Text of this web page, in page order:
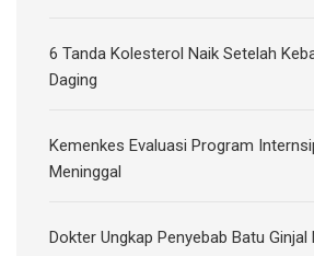
6 Tanda Kolesterol Naik Setelah
Daging
Kemenkes Evaluasi Program
Meninggal
Dokter Ungkap Penyebab Batu Ginjal